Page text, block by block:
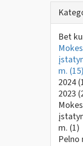
Bet
m. (15)
2024
2023
m. (1)